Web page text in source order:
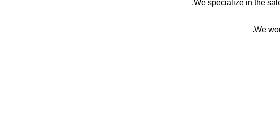
We specialize in the
We